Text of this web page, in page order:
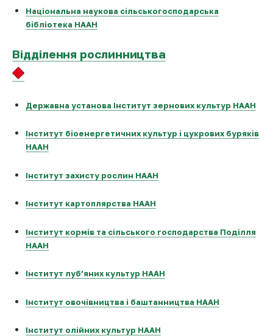
Національна наукова сільськогосподарська
бібліотека НААН
Відділення рослинництва
Державна установа Інститут зернових культур НААН
Інститут біоенергетичних культур і цукрових буряків
НААН
Інститут захисту рослин НААН
Інститут картоплярства НААН
Інститут кормів та сільського господарства Поділля
НААН
Інститут луб’яних культур НААН
Інститут овочівництва і баштанництва НААН
Інститут олійних культур НААН